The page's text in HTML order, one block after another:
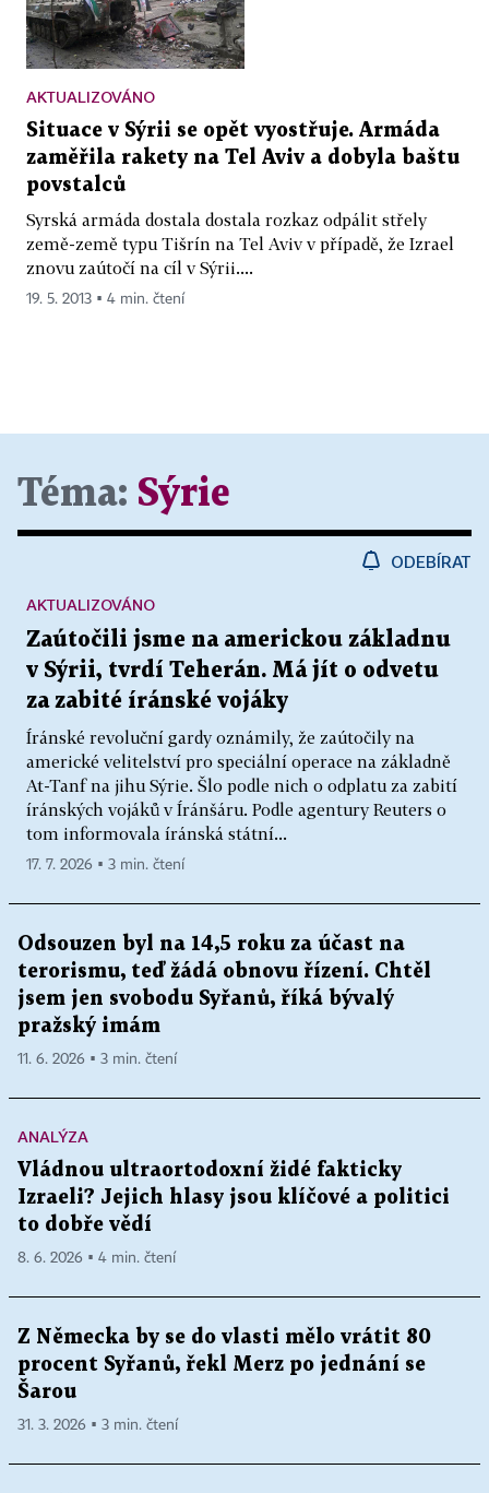
AKTUALIZOVÁNO
Situace v Sýrii se opět vyostřuje. Armáda
zaměřila rakety na Tel Aviv a dobyla baštu
povstalců
Syrská armáda dostala dostala rozkaz odpálit střely
země-země typu Tišrín na Tel Aviv v případě, že Izrael
znovu zaútočí na cíl v Sýrii....
19. 5. 2013 ▪ 4 min. čtení
Téma: Sýrie
ODEBÍRAT
Zaútočili jsme na americkou základnu
v Sýrii, tvrdí Teherán. Má jít o odvetu
za zabité íránské vojáky
Íránské revoluční gardy oznámily, že zaútočily na
americké velitelství pro speciální operace na základně
At-Tanf na jihu Sýrie. Šlo podle nich o odplatu za zabití
íránských vojáků v Íránšáru. Podle agentury Reuters o
tom informovala íránská státní...
AKTUALIZOVÁNO
17. 7. 2026 ▪ 3 min. čtení
Odsouzen byl na 14,5 roku za účast na
terorismu, teď žádá obnovu řízení. Chtěl
jsem jen svobodu Syřanů, říká bývalý
pražský imám
11. 6. 2026 ▪ 3 min. čtení
ANALÝZA
Vládnou ultraortodoxní židé fakticky
Izraeli? Jejich hlasy jsou klíčové a politici
to dobře vědí
8. 6. 2026 ▪ 4 min. čtení
Z Německa by se do vlasti mělo vrátit 80
procent Syřanů, řekl Merz po jednání se
Šarou
31. 3. 2026 ▪ 3 min. čtení